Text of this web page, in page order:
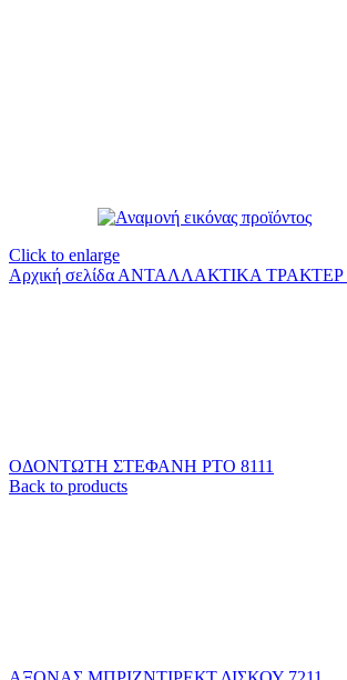
Click to enlarge
Αρχική σελίδα ΑΝΤΑΛΛΑΚΤΙΚΑ ΤΡΑΚΤΕΡ
ΟΔΟΝΤΩΤΗ ΣΤΕΦΑΝΗ ΡΤΟ 8111
Back to products